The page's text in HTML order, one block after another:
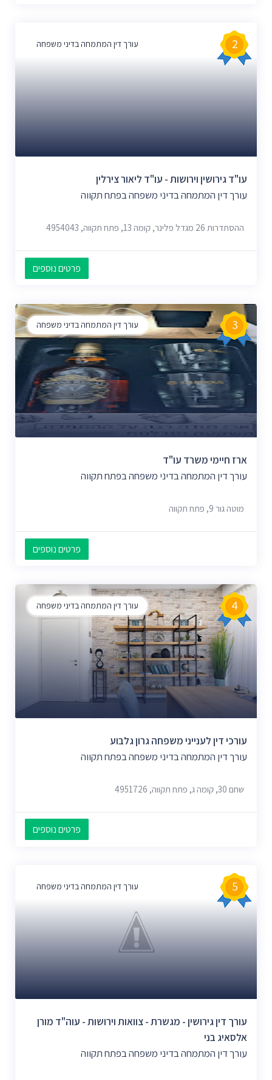
עורך דין המתמחה בדיני משפחה 2
עו"ד גירושין וירושות - עו"ד ליאור צירלין
עורך דין המתמחה בדיני משפחה בפתח תקווה
ההסתדרות 26 מגדל פלינר, קומה 13, פתח תקווה, 4954043
פרטים נוספים
עורך דין המתמחה בדיני משפחה 3
ארז חיימי משרד עו"ד
עורך דין המתמחה בדיני משפחה בפתח תקווה
מוטה גור 9, פתח תקווה
פרטים נוספים
עורך דין המתמחה בדיני משפחה 4
עורכי דין לענייני משפחה גרון גלבוע
עורך דין המתמחה בדיני משפחה בפתח תקווה
שחם 30, קומה ג, פתח תקווה, 4951726
פרטים נוספים
עורך דין המתמחה בדיני משפחה 5
עורך דין גירושין - מגשרת - צוואות וירושות - עוה"ד מורן
אלסאיג בני
עורך דין המתמחה בדיני משפחה בפתח תקווה